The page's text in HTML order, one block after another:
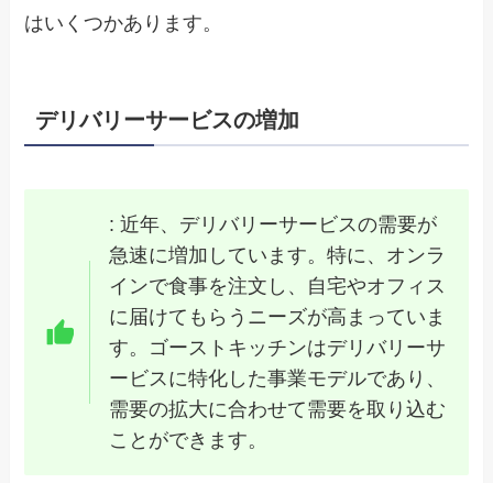
はいくつかあります。
デリバリーサービスの増加
: 近年、デリバリーサービスの需要が
急速に増加しています。特に、オンラ
インで食事を注文し、自宅やオフィス
に届けてもらうニーズが高まっていま
す。ゴーストキッチンはデリバリーサ
ービスに特化した事業モデルであり、
需要の拡大に合わせて需要を取り込む
ことができます。